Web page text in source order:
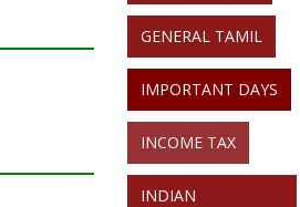
GENERAL TAMIL
IMPORTANT DAYS
INCOME TAX
INDIAN